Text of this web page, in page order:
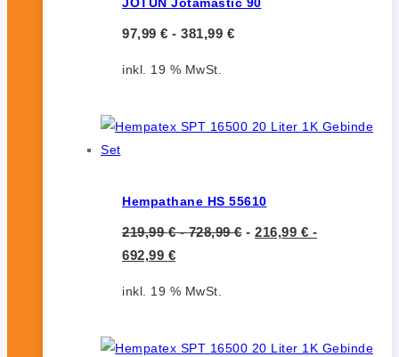
97,99 € - 381,99 €
inkl. 19 % MwSt.
Hempathane HS 55610
219,99€-728,99€- 216,99 € -
692,99 €
inkl. 19 % MwSt.